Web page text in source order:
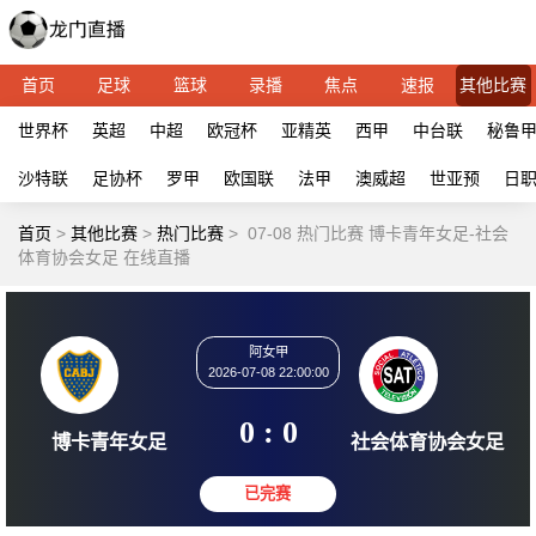
首页 足球 篮球 录播 焦点 速报 其他比赛
世界杯 英超 中超 欧冠杯 亚精英 西甲 中台联 秘鲁甲
沙特联 足协杯 罗甲 欧国联 法甲 澳威超 世亚预 日
首页 > 其他比赛 > 热门比赛 > 07-08 热门比赛 博卡青年女足-社会
体育协会女足 在线直播
2026-07-08 22:00:00